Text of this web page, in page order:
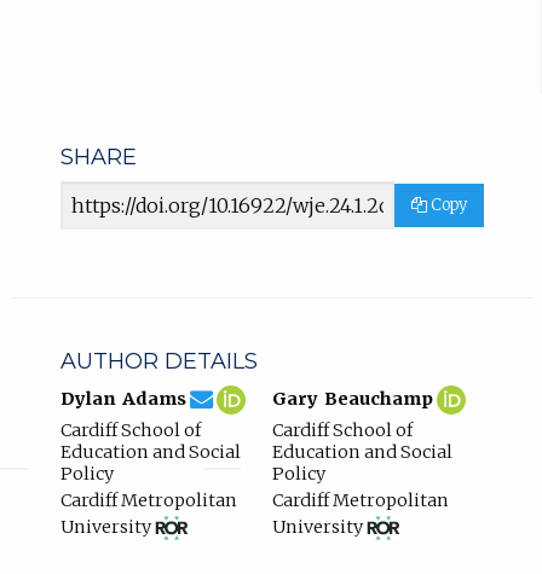
SHARE
Article
Copy
AUTHOR DETAILS
Dylan Adamsdadams@cardiffmet.ac.uk
Email
Dylan
Adams.
(compose
email,
opens
in
app.)
Dylan
ORCID
profile.
(opens
new
tab)
Cardiff School of
Education and Social
Policy
Cardiff Metropolitan
UniversityView
ROR
(opens
in
Gary Beauchamp
Gary
(opens
Cardiff School of
Education and Social
Policy
Cardiff Metropolitan
UniversityView
ROR
(opens
in